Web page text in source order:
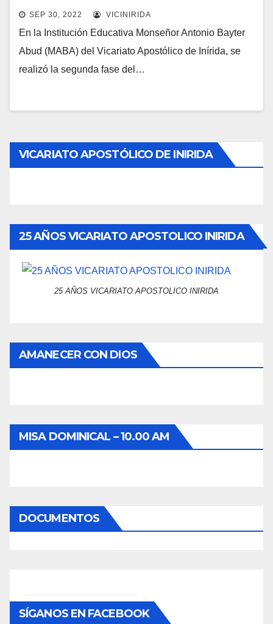
SEP 30, 2022 VICINIRIDA
En la Institución Educativa Monseñor Antonio Bayter
Abud (MABA) del Vicariato Apostólico de Inírida, se
realizó la segunda fase del…
VICARIATO APOSTÓLICO DE INIRIDA
25 AÑOS VICARIATO APOSTOLICO INIRIDA
25 AÑOS VICARIATO APOSTOLICO INIRIDA
AMANECER CON DIOS
MISA DOMINICAL – 10.00 AM
DOCUMENTOS
SÍGANOS EN FACEBOOK